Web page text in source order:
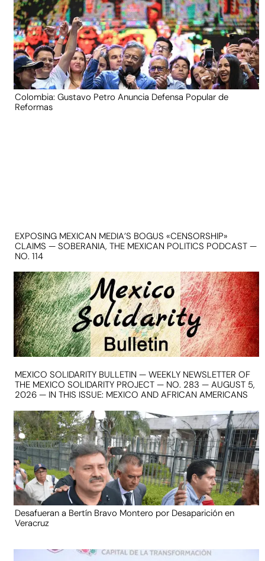
Colombia: Gustavo Petro Anuncia Defensa Popular de
Reformas
EXPOSING MEXICAN MEDIA’S BOGUS «CENSORSHIP»
CLAIMS — SOBERANIA, THE MEXICAN POLITICS PODCAST —
NO. 114
MEXICO SOLIDARITY BULLETIN — WEEKLY NEWSLETTER OF
THE MEXICO SOLIDARITY PROJECT — NO. 283 — AUGUST 5,
2026 — IN THIS ISSUE: MEXICO AND AFRICAN AMERICANS
Desafueran a Bertín Bravo Montero por Desaparición en
Veracruz